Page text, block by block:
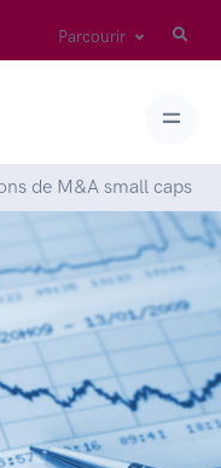
Parcourir
de M&A small caps